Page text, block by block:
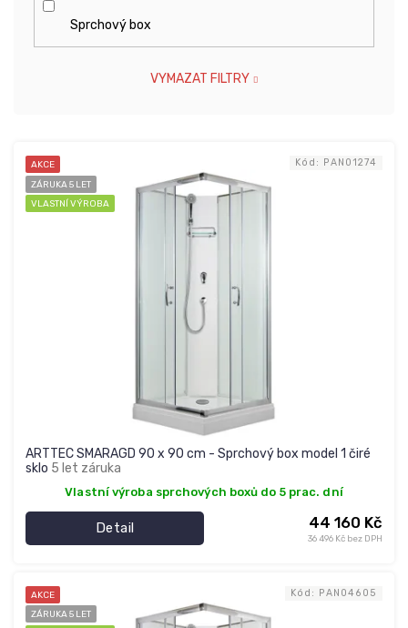
Sprchový box
VYMAZAT FILTRY
AKCE
ZÁRUKA 5 LET
VLASTNÍ VÝROBA
ARTTEC SMARAGD 90 x 90 cm - Sprchový box model 1 čiré
sklo 5 let záruka
Vlastní výroba sprchových boxů do 5 prac. dní
36 496 Kč bez DPH
44 160 Kč
Detail
Kód: PAN01274
AKCE
ZÁRUKA 5 LET
Kód: PAN04605